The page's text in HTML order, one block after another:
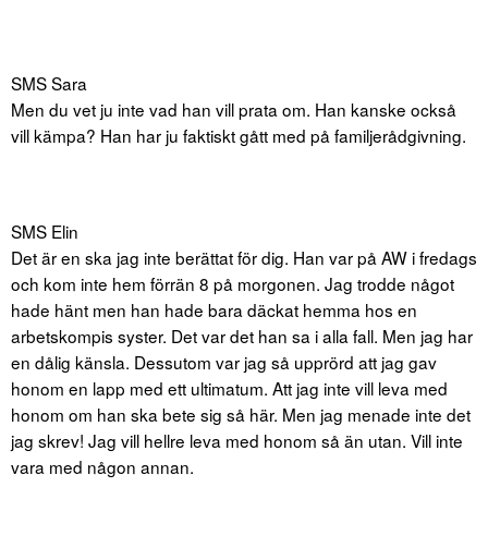
SMS Sara
Men du vet ju inte vad han vill prata om. Han kanske också
vill kämpa? Han har ju faktiskt gått med på familjerådgivning.
SMS Elin
Det är en ska jag inte berättat för dig. Han var på AW i fredags
och kom inte hem förrän 8 på morgonen. Jag trodde något
hade hänt men han hade bara däckat hemma hos en
arbetskompis syster. Det var det han sa i alla fall. Men jag har
en dålig känsla. Dessutom var jag så upprörd att jag gav
honom en lapp med ett ultimatum. Att jag inte vill leva med
honom om han ska bete sig så här. Men jag menade inte det
jag skrev! Jag vill hellre leva med honom så än utan. Vill inte
vara med någon annan.